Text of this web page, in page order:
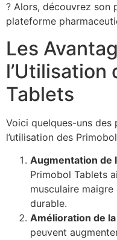
? Alors, découvrez son
plateforme
Les
l’Utilisation
Tablets
Voici quelques-uns des
l’utilisation des
Augmentation de
Primobol Tablets
musculaire
durable.
Amélioration de
peuvent